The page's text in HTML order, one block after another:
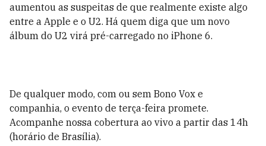
aumentou as suspeitas de que realmente existe algo
entre a Apple e o U2. Há quem diga que um novo
álbum do U2 virá pré-carregado no iPhone 6.
De qualquer modo, com ou sem Bono Vox e
companhia, o evento de terça-feira promete.
Acompanhe nossa cobertura ao vivo a partir das 14h
(horário de Brasília).